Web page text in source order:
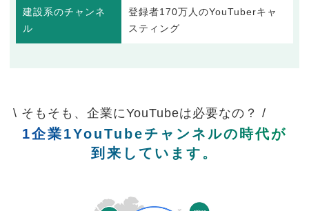
建設系のチャンネ
ル
登録者170万人のYouTuberキャ
スティング
\ そもそも、企業にYouTubeは必要なの？ /
1企業1YouTubeチャンネルの時代が
到来しています。